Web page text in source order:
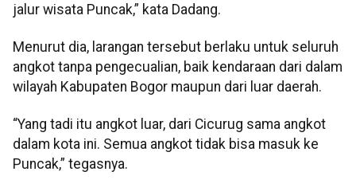
jalur wisata Puncak,” kata Dadang.
Menurut dia, larangan tersebut berlaku untuk seluruh
angkot tanpa pengecualian, baik kendaraan dari dalam
wilayah Kabupaten Bogor maupun dari luar daerah.
“Yang tadi itu angkot luar, dari Cicurug sama angkot
dalam kota ini. Semua angkot tidak bisa masuk ke
Puncak,” tegasnya.